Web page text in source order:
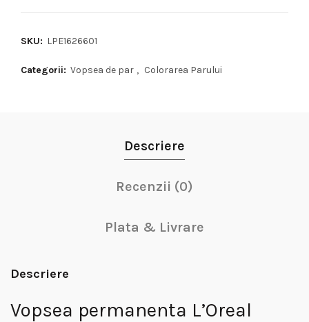
SKU: LPE1626601
Categorii: Vopsea de par , Colorarea Parului
Descriere
Recenzii (0)
Plata & Livrare
Descriere
Vopsea permanenta L’Oreal